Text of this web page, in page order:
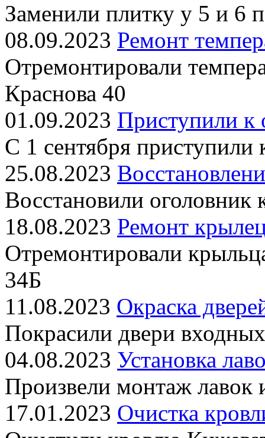
Заменили плитку у 5 и 6
08.09.2023 Ремонт
Отремонтировали
Краснова 40
01.09.2023 Приступили к
С 1 сентября
25.08.2023
Восстановили
18.08.2023 Ремонт
Отремонтировали
34Б
11.08.2023 Окраска
Покрасили двери
04.08.2023 Установка
Произвели монтаж
17.01.2023 Очистка